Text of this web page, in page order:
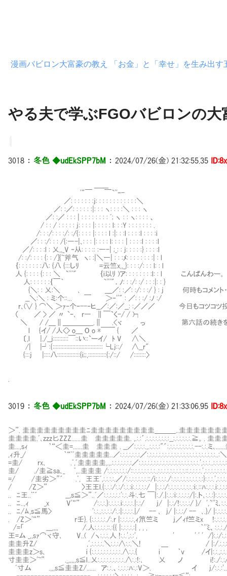
漫画バビロン大富豪の教え 「お金」と「幸せ」を生み出す
やる夫で学ぶFGOバビロンの大
3018 ： 冬色 ◆udEkSPP7bM ： 2024/07/26(金) 21:32:55.35
'"￣ ￣`''ｰ-
／: : : : : : :j: : : : : : : : : : : :＼
／: :／: : : : : :|: : : ヽ: : : :＼ : : : ヽ
／: :／ : : : | : : : : : : : : ﾞ; ヽ : : ヽ: : : : 、
/ : : / : : : : : j: : : : |: : : : : l: : :Y : : : : : : : .
/: : :/: : : :/: :/{: : : : |: : : : l :|: : :l : : : :l : : : :i
／: : :/: : : /{:―-|､: : : |: : : : l: : : : | : : : :l : : : :l
／/: : : :l : 乂,,_V ‐从: : : :: :―-| ;_: : j: : : : :} : : : :l
/: :/: : : : {: : /]{~斧气 ヽ: :|＼―| : : :ﾒ: : : : : : : :| : l
｛: : : : : : :八: {八 {:::しﾘ =云竺x,,_}: : : :/: : : l: : l
人 {: : : : {: : : ＼ `'''" ｛i以ﾘ )ア: : : : : : : :l: : l こんぱんわー。
人: : : : : :｛￣｀ `'''"．ﾉ: : :/: :/ : : :|: : }
{＼: : 乂:＼ ､ ＿／: :／: :/: : :/ } : j 何時もコメント・乙あ
__＼:＼ : ミ:个::... ￣ ＞‐''" : ／: : :/ :ﾉ :/
r､(∨ } ⌒＼ ＞ｧ‐个ｰ--‐ヒ__／:／:／__: :／／／ 今日もコツコツ
（ ／ > ／ 〃 `ｰ､ r― ∥￣`く-/ / )┐
＼ / /＿∥＿＿＿＿_.∥ .<ヾ っ 第六話の続きをやっ
l {イ/ /人<> o＿ O o *￣￣ { ／
〔,l |./__j::::::::::￣::い::`ーイ/ ﾄ V ∧＼
/| |┘:{:::::::::::::::::::::::::::::::::└Lj::/ ∧__r"
{:::j |::::八:::::::::::::::{i;;,::::::::::::{:/::/ /::::::::〉
3019 ： 冬色 ◆udEkSPP7bM ： 2024/07/26(金) 21:33:06.95
＞”. 圭圭圭圭圭圭圭圭圭ﾆ圭圭圭圭圭圭圭圭圭＿＿＿..圭圭圭圭圭圭
圭圭圭圭.ﾞ､zzz匕ZZZ......圭Ⅷ圭圭圭圭圭. ,.:.:´.:.:.:.:.:.:.:.:__:.:.:.:.:.:.≧。.
圭...,sｨ ｀“＜圭=......圭Ⅷ圭圭圭 . __／:.:.:.:.,.:.:.:.:"´:.:.:.:.:.:.:.:.:.--:.:.ミ､
,ｨ升_/ ｀“ﾟﾞ圭圭圭圭圭..／:.:.:.:.:.:.:／:.:.:.:.:.:.:.:.:.:.:.:.:.:.:.:.:.:.:.:.:.:.:..:
=圭/ rx､ .ﾟ,ﾞ圭圭圭圭,.,.:.:.:.:.:.:.:／
圭/ ./圭≧sa､_ ﾟ,..圭圭圭 /:.:.:.:.:.:.:/
=/ /圭劣＞”´ .ﾟ, 王王ﾞ,:.:.:.:.／/:.:.:.:.:.:.:.::/i:.:.:.:./
/ /Z＞” 〉王王l.{:.:.:/:.:/:.:.:i:.:.:.:.:/ |:.:.:/:.:.:.:.:.:.:.:.:i:.::ﾊ
.. ﾆ王..¨´ __,s≦＞”..ﾞ／:.:.:.:.:.:':.:.斗:.七 ￣|:./.|:.:.:i:.:.:.:.:/|:.ト､
.. ﾆ..,ｨ _x V'“” /:.:.:.}:.:.:.:.i:.:.:.:.|:.:/ j/ |:.:/!:.:.:.:/ }/ ',`''ﾐ､
.. ﾆ/ﾑ,s≦馬> ':.:..:.:.:.:/:.:|:.:.:.:.|/ -- ､ j/ |:.:.:/ -- ､.}/
. /Z＞'“” r壬}. {:.:.:.:.:./:.r |:.:.:.:.:,ｨ笊竺ミ ｊ／ｨf竺ミx
/=「 ___,,,, Ⅷ/.人:.:.:.:.::.:{{ |:.:.:.:.:| , , , ｀''ﾐ、:.:.:./
王=ム _,,sｧ⌒ヾ守､ V..( /ヽ:.:.:.人 !:.:.',:.:', ' ' ' ' /}:.:/:.:.ﾊ
圭圭升Z/ ,ﾞ,:.:.:.:.＼:.:.:∧:.:.＼! ＿ / |:/.:.:.:, ＼! 二
圭圭圭z＞s､ i {:.:.:.:.:.:.:.:.:.:.∧:.:.{ i ｀v /イ|:.:.,:.:.:'.l二
寸圭圭＞'~” ._,,,,,s≦l..乂:.:.:.:.:.:.:.:.:.∧:.:!:､ 乂 ノ i!:./:.:/. l
ﾞ寸ム .,,,s≦圭圭Z/...... ア:.:.、:.:.:.:ﾊ:.:V＞. イ j/:.:.:'..ﾞN